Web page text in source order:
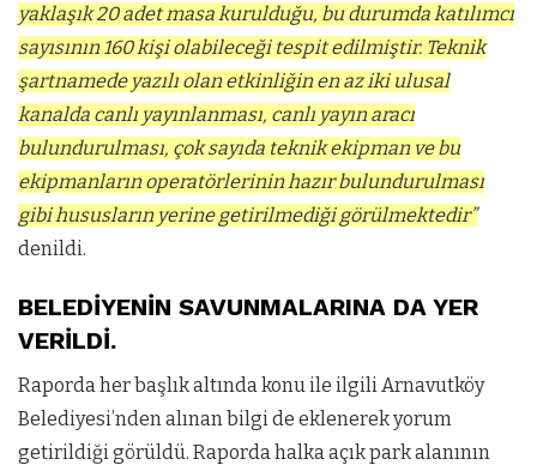
yaklaşık 20 adet masa kurulduğu, bu durumda katılımcı
sayısının 160 kişi olabileceği tespit edilmiştir. Teknik
şartnamede yazılı olan etkinliğin en az iki ulusal
kanalda canlı yayınlanması, canlı yayın aracı
bulundurulması, çok sayıda teknik ekipman ve bu
ekipmanların operatörlerinin hazır bulundurulması
gibi hususların yerine getirilmediği görülmektedir”
denildi.
BELEDİYENİN SAVUNMALARINA DA YER
VERİLDİ.
Raporda her başlık altında konu ile ilgili Arnavutköy
Belediyesi’nden alınan bilgi de eklenerek yorum
getirildiği görüldü. Raporda halka açık park alanının